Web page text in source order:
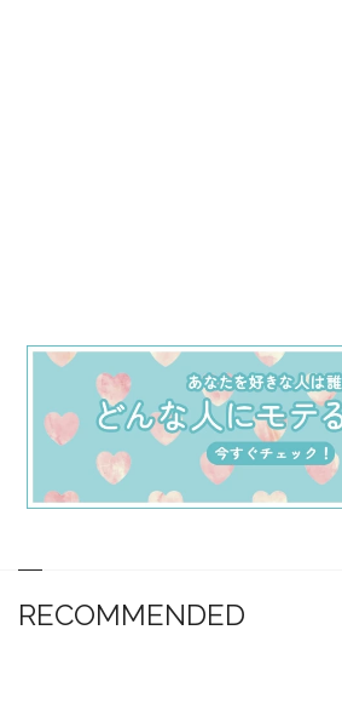
RECOMMENDED